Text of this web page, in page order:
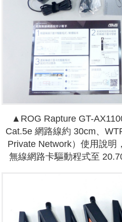
▲ROG Rapture GT-
Cat.5e 網路線約 30cm、
Private Network）使用說明
無線網路卡驅動程式至